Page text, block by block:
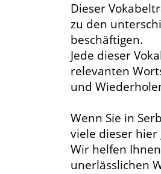
Dieser
zu den
beschäftigen.
Jede dieser
relevanten
und
Wenn Sie in
viele dieser
Wir helfen
unerlässlichen